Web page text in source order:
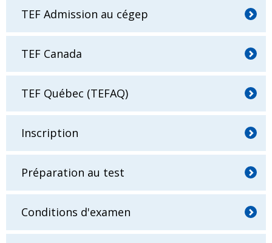
TEF Admission au cégep
TEF Canada
TEF Québec (TEFAQ)
Inscription
Préparation au test
Conditions d'examen